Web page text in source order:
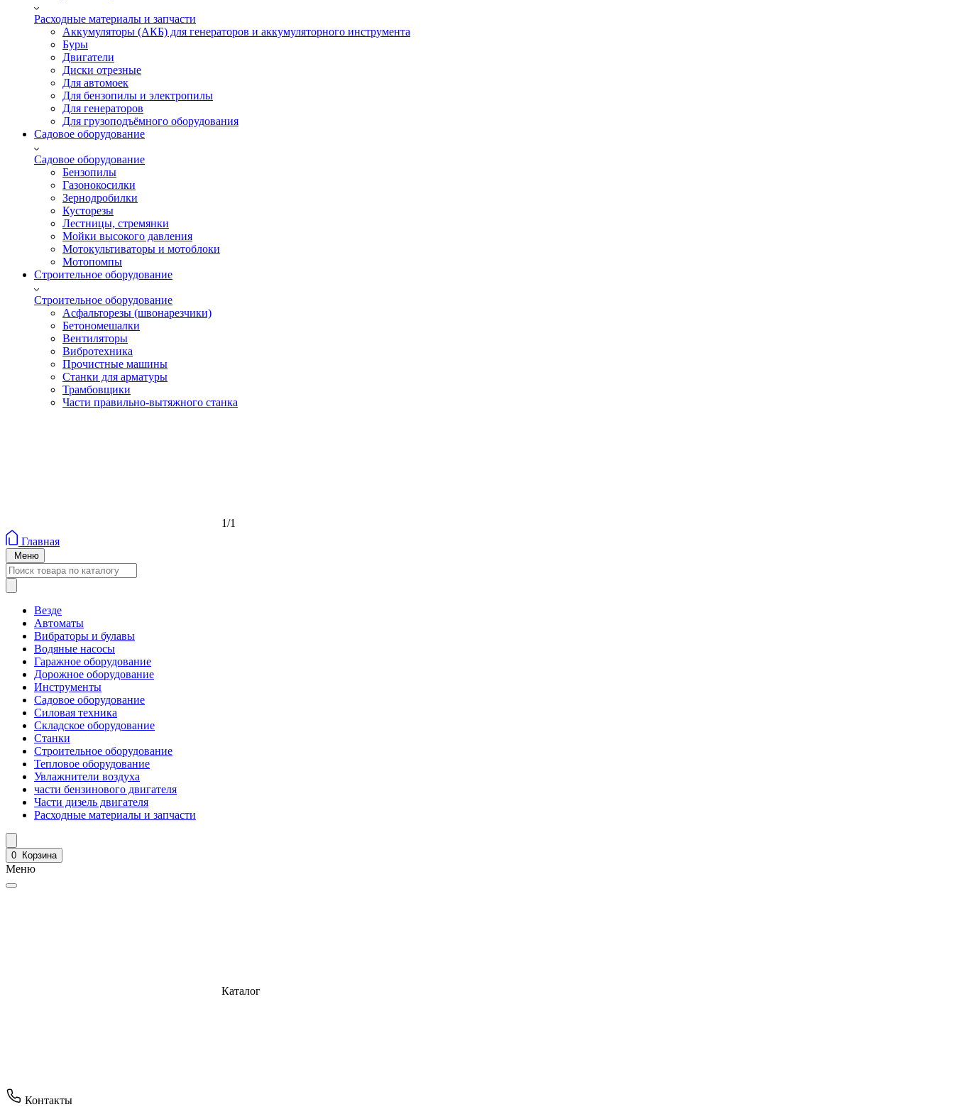
Расходные материалы и запчасти
Аккумуляторы (АКБ) для генераторов и аккумуляторного инструмента
Буры
Двигатели
Диски отрезные
Для автомоек
Для бензопилы и электропилы
Для генераторов
Для грузоподъёмного оборудования
Садовое оборудование
Садовое оборудование
Бензопилы
Газонокосилки
Зернодробилки
Кусторезы
Лестницы, стремянки
Мойки высокого давления
Мотокультиваторы и мотоблоки
Мотопомпы
Строительное оборудование
Строительное оборудование
Асфальторезы (швонарезчики)
Бетономешалки
Вентиляторы
Вибротехника
Прочистные машины
Станки для арматуры
Трамбовщики
Части правильно-вытяжного станка
1/1
Главная
Меню
Везде
Автоматы
Вибраторы и булавы
Водяные насосы
Гаражное оборудование
Дорожное оборудование
Инструменты
Садовое оборудование
Силовая техника
Складское оборудование
Станки
Строительное оборудование
Тепловое оборудование
Увлажнители воздуха
части бензинового двигателя
Части дизель двигателя
Расходные материалы и запчасти
0 Корзина
Меню
Каталог
Контакты